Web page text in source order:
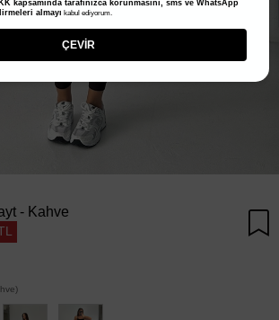
- Kahve
kapsamında tarafınızca korunmasını, sms ve WhatsApp
almayı kabul ediyorum.
ÇEVİR